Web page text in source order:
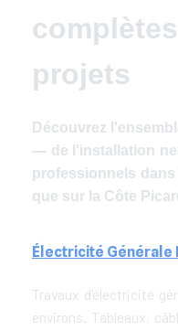
projets
Découvrez
— de l'installation
professionnels dans
que sur la Côte
Électricité Générale
Travaux d'électricité
environs. Tableaux,